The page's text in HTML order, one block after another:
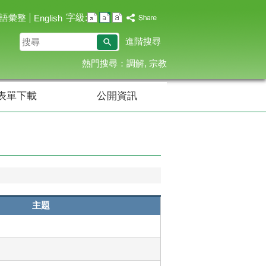
彙整 English 字級:
搜
尋
進階搜尋
熱門搜尋： 調解 宗教
單下載 公開資訊
主題